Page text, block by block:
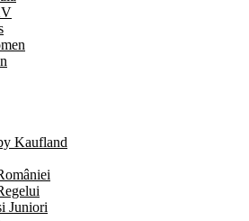
Kaufland
Juniori